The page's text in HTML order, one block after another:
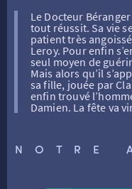
RETOUR
FILMS
THÉ CINÉ
RÉTRO VISION
ATELIERS PRATIQUES
LA SÉLECTION DES AMIS
D’ACTUALITÉS
LES DISPOSITIFS
HISTORIQUE
NOS SALLES
Le Docteur
tout réussit. Sa vie
patient très
Leroy. Pour enfin
seul moyen de
Mais alors qu’il
sa fille, jouée par
enfin trouvé
Damien. La fête va
NOTRE